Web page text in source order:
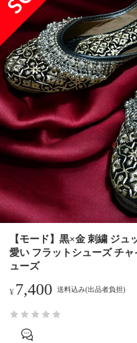
【モード】黒×金 刺繍 ジ
愛い フラットシューズ チ
ューズ
¥7,400 送料込み(出品者負担)